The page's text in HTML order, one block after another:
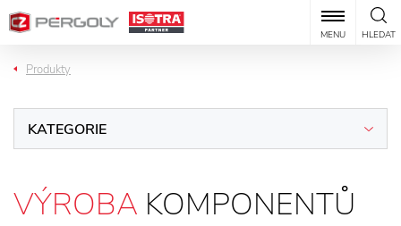
HLEDAT
MENU
Produkty
KATEGORIE
VÝROBA KOMPONENTŮ